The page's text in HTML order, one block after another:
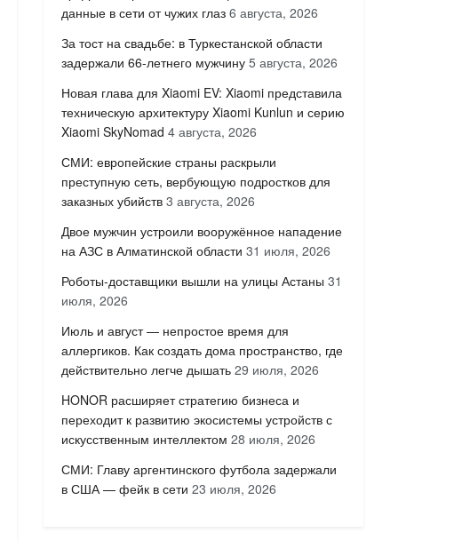
данные в сети от чужих глаз 6 августа, 2026
За тост на свадьбе: в Туркестанской области
задержали 66-летнего мужчину 5 августа, 2026
Новая глава для Xiaomi EV: Xiaomi представила
техническую архитектуру Xiaomi Kunlun и серию
Xiaomi SkyNomad 4 августа, 2026
СМИ: европейские страны раскрыли
преступную сеть, вербующую подростков для
заказных убийств 3 августа, 2026
Двое мужчин устроили вооружённое нападение
на АЗС в Алматинской области 31 июля, 2026
Роботы-доставщики вышли на улицы Астаны 31
июля, 2026
Июль и август — непростое время для
аллергиков. Как создать дома пространство, где
действительно легче дышать 29 июля, 2026
HONOR расширяет стратегию бизнеса и
переходит к развитию экосистемы устройств с
искусственным интеллектом 28 июля, 2026
СМИ: Главу аргентинского футбола задержали
в США — фейк в сети 23 июля, 2026